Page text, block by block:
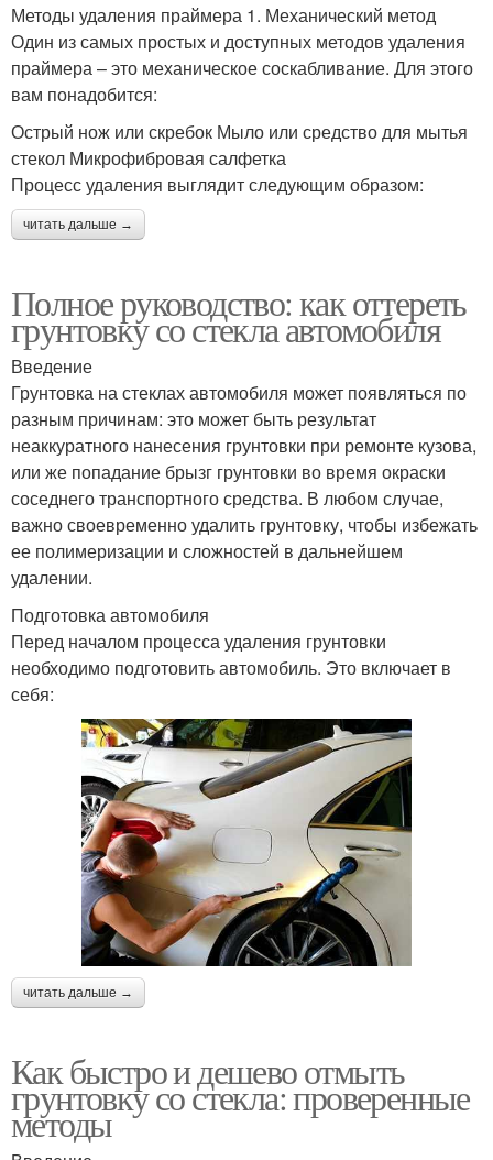
Методы удаления праймера 1. Механический метод
Один из самых простых и доступных методов удаления
праймера – это механическое соскабливание. Для этого
вам понадобится:
Острый нож или скребок Мыло или средство для мытья
стекол Микрофибровая салфетка
Процесс удаления выглядит следующим образом:
читать дальше →
Полное руководство: как оттереть
грунтовку со стекла автомобиля
Введение
Грунтовка на стеклах автомобиля может появляться по
разным причинам: это может быть результат
неаккуратного нанесения грунтовки при ремонте кузова,
или же попадание брызг грунтовки во время окраски
соседнего транспортного средства. В любом случае,
важно своевременно удалить грунтовку, чтобы избежать
ее полимеризации и сложностей в дальнейшем
удалении.
Подготовка автомобиля
Перед началом процесса удаления грунтовки
необходимо подготовить автомобиль. Это включает в
себя:
читать дальше →
Как быстро и дешево отмыть
грунтовку со стекла: проверенные
методы